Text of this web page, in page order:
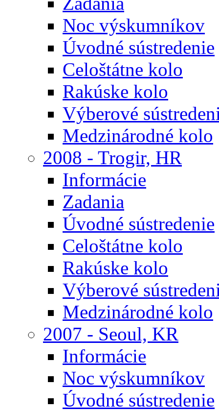
Noc výskumníkov
Úvodné sústredenie
Celoštátne kolo
Rakúske kolo
Výberové
Medzinárodné kolo
2008 - Trogir, HR
Informácie
Zadania
Úvodné sústredenie
Celoštátne kolo
Rakúske kolo
Výberové
Medzinárodné kolo
2007 - Seoul, KR
Informácie
Noc výskumníkov
Úvodné sústredenie